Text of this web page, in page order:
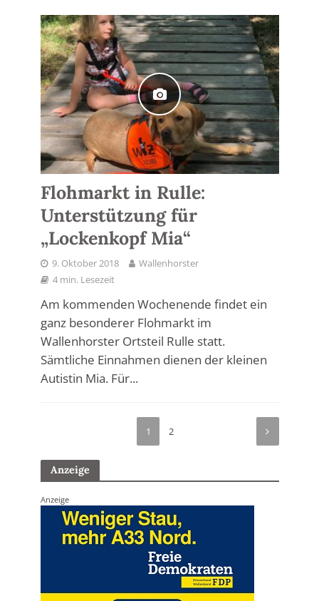
Flohmarkt in Rulle:
Unterstützung für
„Lockenkopf Mia“
9. Oktober 2018
Wallenhorster
4 min. Lesezeit
Am kommenden Wochenende findet ein
ganz besonderer Flohmarkt im
Wallenhorster Ortsteil Rulle statt.
Sämtliche Einnahmen dienen der kleinen
Autistin Mia. Für...
1 2
Anzeige
Anzeige